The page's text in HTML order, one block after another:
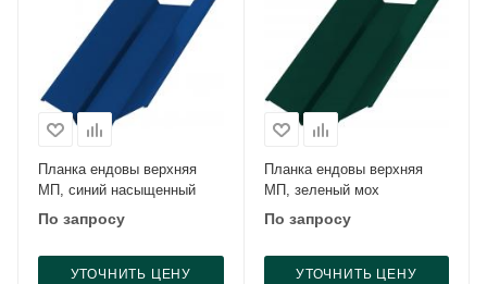
Планка ендовы верхняя
МП, синий насыщенный
По запросу
УТОЧНИТЬ ЦЕНУ
Планка ендовы верхняя
МП, зеленый мох
По запросу
УТОЧНИТЬ ЦЕНУ